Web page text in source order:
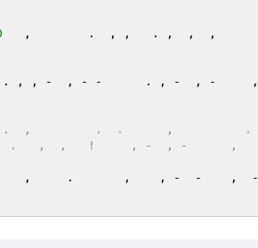
,        .  , ,   . ,  ,  ,
, , -  , - -      . , -  , -
,     .  ,         .  .      ,
,  ,   !     , -  , -      ,
,     .       ,    , -  -    ,